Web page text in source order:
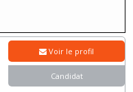
Voir le profil
Candidat